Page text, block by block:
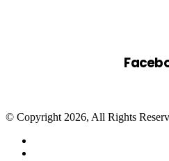
© Copyright 2026, All Rights